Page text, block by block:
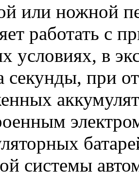
или ножной
работать с
условиях, в
секунды, при
системы